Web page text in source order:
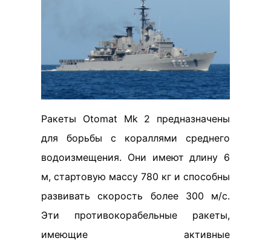
Ракеты Otomat Mk 2 предназначены
для борьбы с кораллями среднего
водоизмещения. Они имеют длину 6
м, стартовую массу 780 кг и способны
развивать скорость более 300 м/с.
Эти противокорабельные ракеты,
имеющие активные